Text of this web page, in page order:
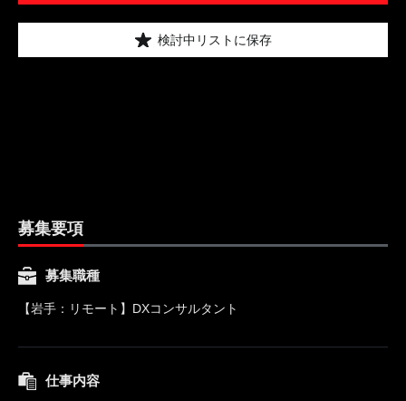
検討中リストに保存
募集要項
募集職種
【岩手：リモート】DXコンサルタント
仕事内容